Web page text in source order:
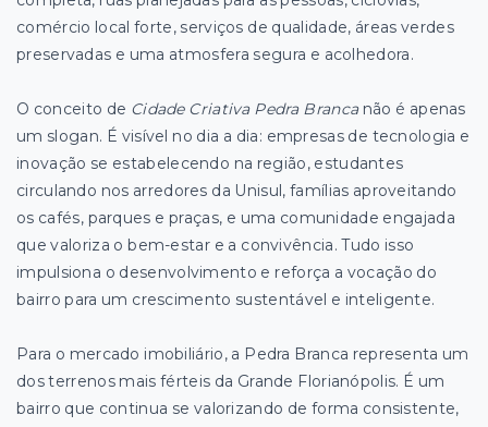
comércio local forte, serviços de qualidade, áreas verdes
preservadas e uma atmosfera segura e acolhedora.
O conceito de Cidade Criativa Pedra Brancanão é apenas
um slogan. É visível no dia a dia: empresas de tecnologia e
inovação se estabelecendo na região, estudantes
circulando nos arredores da Unisul, famílias aproveitando
os cafés, parques e praças, e uma comunidade engajada
que valoriza o bem-estar e a convivência. Tudo isso
impulsiona o desenvolvimento e reforça a vocação do
bairro para um crescimento sustentável e inteligente.
Para o mercado imobiliário, a Pedra Branca representa um
dos terrenos mais férteis da Grande Florianópolis. É um
bairro que continua se valorizando de forma consistente,